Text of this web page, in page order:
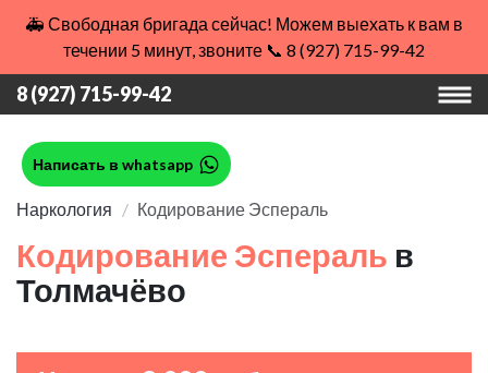
🚑 Свободная бригада сейчас! Можем выехать к вам в
течении 5 минут, звоните 📞 8 (927) 715-99-42
8 (927) 715-99-42
Написать в whatsapp
Наркология Кодирование Эспераль
Кодирование Эспераль в
Толмачёво